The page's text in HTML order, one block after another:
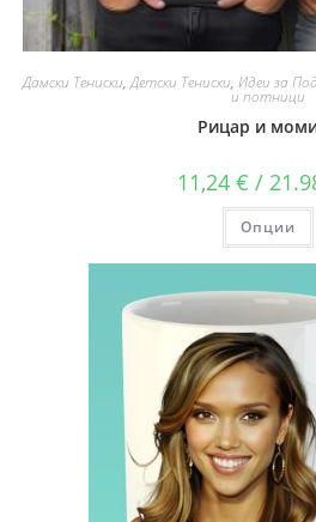
Дамски Тениски, Детски Тениски, Идеи за
и потници
Рицар и
11,24 € /
Опции